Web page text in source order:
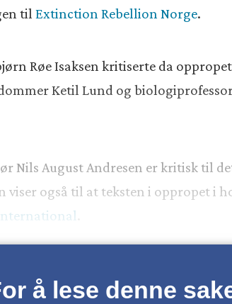
tilExtinction Rebellion Norge.
Røe Isaksen kritiserte da
Ketil Lund og
Nils August Andresen er kritisk til
viser også til at teksten i oppropet i
å lese denne